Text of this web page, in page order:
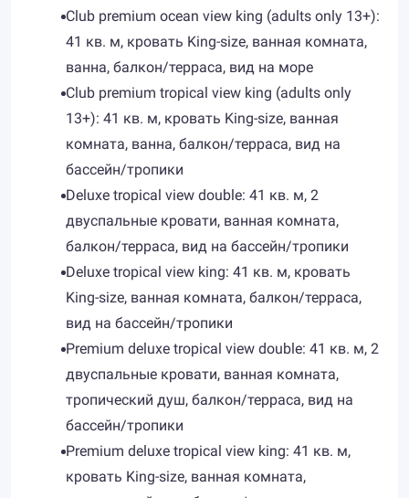
Club premium ocean view king (adults only 13+):
41 кв. м, кровать King-size, ванная комната,
ванна, балкон/терраса, вид на море
Club premium tropical view king (adults only
13+): 41 кв. м, кровать King-size, ванная
комната, ванна, балкон/терраса, вид на
бассейн/тропики
Deluxe tropical view double: 41 кв. м, 2
двуспальные кровати, ванная комната,
балкон/терраса, вид на бассейн/тропики
Deluxe tropical view king: 41 кв. м, кровать
King-size, ванная комната, балкон/терраса,
вид на бассейн/тропики
Premium deluxe tropical view double: 41 кв. м, 2
двуспальные кровати, ванная комната,
тропический душ, балкон/терраса, вид на
бассейн/тропики
Premium deluxe tropical view king: 41 кв. м,
кровать King-size, ванная комната,